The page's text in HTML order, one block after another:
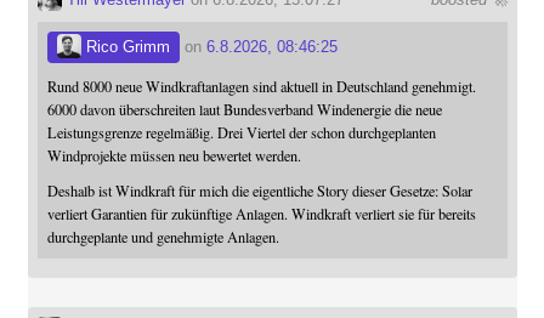
Rico Grimm on 6.8.2026, 08:46:25
Rund 8000 neue Windkraftanlagen sind aktuell in Deutschland genehmigt.
6000 davon überschreiten laut Bundesverband Windenergie die neue
Leistungsgrenze regelmäßig. Drei Viertel der schon durchgeplanten
Windprojekte müssen neu bewertet werden.
Deshalb ist Windkraft für mich die eigentliche Story dieser Gesetze: Solar
verliert Garantien für zukünftige Anlagen. Windkraft verliert sie für bereits
durchgeplante und genehmigte Anlagen.